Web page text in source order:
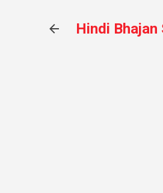
Hindi Bhajan